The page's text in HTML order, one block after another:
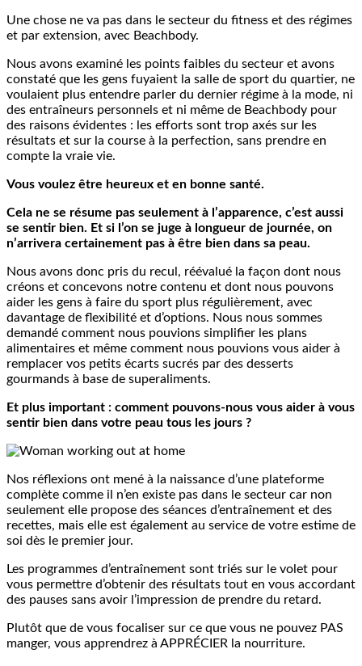
Une chose ne va pas dans le secteur du fitness et des régimes
et par extension, avec Beachbody.
Nous avons examiné les points faibles du secteur et avons
constaté que les gens fuyaient la salle de sport du quartier, ne
voulaient plus entendre parler du dernier régime à la mode, ni
des entraîneurs personnels et ni même de Beachbody pour
des raisons évidentes : les efforts sont trop axés sur les
résultats et sur la course à la perfection, sans prendre en
compte la vraie vie.
Vous voulez être heureux et en bonne santé.
Cela ne se résume pas seulement à l’apparence, c’est aussi
se sentir bien. Et si l’on se juge à longueur de journée, on
n’arrivera certainement pas à être bien dans sa peau.
Nous avons donc pris du recul, réévalué la façon dont nous
créons et concevons notre contenu et dont nous pouvons
aider les gens à faire du sport plus régulièrement, avec
davantage de flexibilité et d’options. Nous nous sommes
demandé comment nous pouvions simplifier les plans
alimentaires et même comment nous pouvions vous aider à
remplacer vos petits écarts sucrés par des desserts
gourmands à base de superaliments.
Et plus important : comment pouvons-nous vous aider à vous
sentir bien dans votre peau tous les jours ?
Nos réflexions ont mené à la naissance d’une plateforme
complète comme il n’en existe pas dans le secteur car non
seulement elle propose des séances d’entraînement et des
recettes, mais elle est également au service de votre estime de
soi dès le premier jour.
Les programmes d’entraînement sont triés sur le volet pour
vous permettre d’obtenir des résultats tout en vous accordant
des pauses sans avoir l’impression de prendre du retard.
Plutôt que de vous focaliser sur ce que vous ne pouvez PAS
manger, vous apprendrez à APPRÉCIER la nourriture.